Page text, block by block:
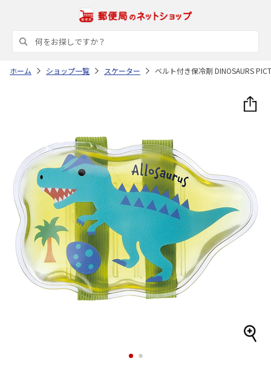
ホーム ショップ一覧 スケーター ベルト付き保冷剤 DINOSAURS
1 2